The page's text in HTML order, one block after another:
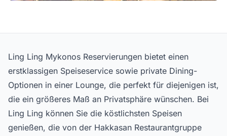
Ling Ling Mykonos Reservierungen bietet einen
erstklassigen Speiseservice sowie private Dining-
Optionen in einer Lounge, die perfekt für diejenigen ist,
die ein größeres Maß an Privatsphäre wünschen. Bei
Ling Ling können Sie die köstlichsten Speisen
genießen, die von der Hakkasan Restaurantgruppe